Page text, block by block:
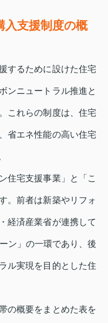
入支援制度の概
するために設けた住宅
ンニュートラル推進と
これらの制度は、住宅
省エネ性能の高い住宅
住宅支援事業」と「こ
。前者は新築やリフォ
経済産業省が連携して
ン」の一環であり、後
ル実現を目的とした住
の概要をまとめた表を